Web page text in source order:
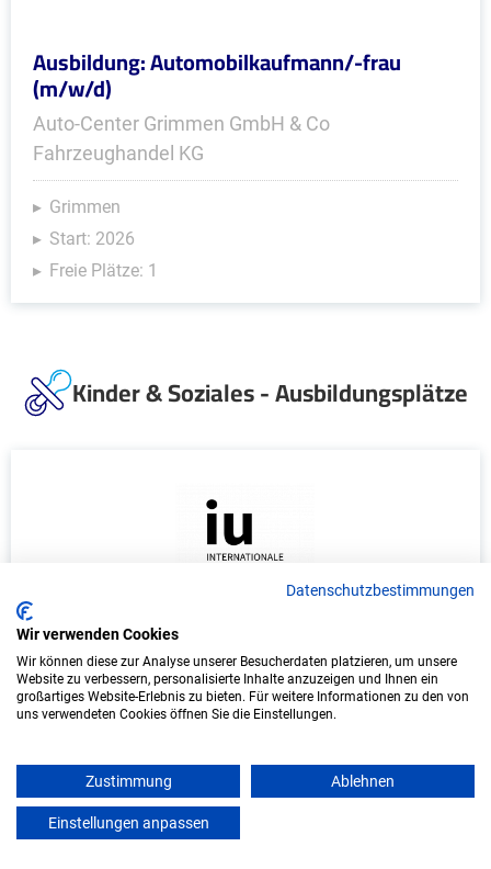
Ausbildung: Automobilkaufmann/-frau
(m/w/d)
Auto-Center Grimmen GmbH & Co
Fahrzeughandel KG
Grimmen
Start: 2026
Freie Plätze: 1
Kinder & Soziales - Ausbildungsplätze
Duales Studium Soziale Arbeit (B.A.) am
virtuellen Campus - Heilpädagogisches
Kinderheim St. Maria Kalzhofen
Kalzhofen
In Kooperation mit IU Duales Studium (Internationale
Hochschule)
Datenschutzbestimmungen
Wir verwenden Cookies
Wir können diese zur Analyse unserer Besucherdaten platzieren, um unsere
Website zu verbessern, personalisierte Inhalte anzuzeigen und Ihnen ein
großartiges Website-Erlebnis zu bieten. Für weitere Informationen zu den von
uns verwendeten Cookies öffnen Sie die Einstellungen.
Zustimmung Ablehnen
Einstellungen anpassen